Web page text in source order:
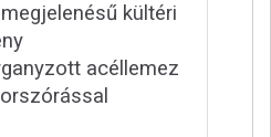
kültéri
acéllemez